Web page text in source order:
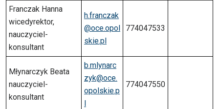
Franczak Hanna
wicedyrektor,
nauczyciel-
konsultant
h.franczak
@oce.opol
skie.pl
774047533
Młynarczyk Beata
nauczyciel-
konsultant
b.mlynarc
zyk@oce.
opolskie.p
l
774047550